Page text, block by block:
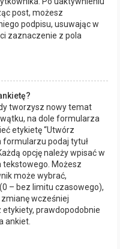
post, możesz
podpisu, usuwając w
zaznaczenie z pola
tworzysz nowy temat
na dole formularza
etykietę “Utwórz
formularzu podaj tytuł
opcję należy wpisać w
Możesz
może wybrać,
– bez limitu czasowego),
wcześniej
etykiety, prawdopodobnie
ankiet.